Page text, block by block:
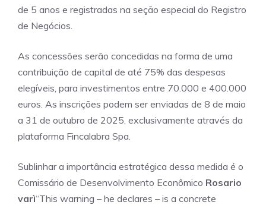
de 5 anos e registradas na seção especial do Registro
de Negócios.
As concessões serão concedidas na forma de uma
contribuição de capital de até 75% das despesas
elegíveis, para investimentos entre 70.000 e 400.000
euros. As inscrições podem ser enviadas de 8 de maio
a 31 de outubro de 2025, exclusivamente através da
plataforma Fincalabra Spa.
Sublinhar a importância estratégica dessa medida é o
Comissário de Desenvolvimento Econômico Rosario
varì“This warning – he declares – is a concrete